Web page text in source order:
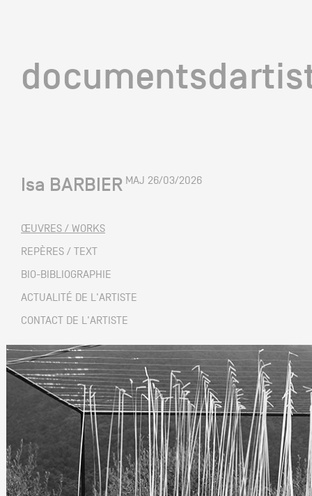
Équipe
Partenaires
Crédits
Actions
Isa BARBIER MAJ 26/03/2026
ŒUVRES / WORKS
REPÈRES / TEXT
BIO-BIBLIOGRAPHIE
ACTUALITÉ DE L'ARTISTE
CONTACT DE L'ARTISTE